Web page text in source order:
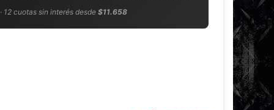
12 cuotas sin interés desde$11.658